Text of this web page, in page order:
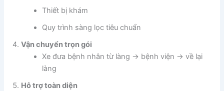
Thiết bị khám
Quy trình sàng lọc tiêu chuẩn
Vận chuyển trọn gói
Xe đưa bệnh nhân từ làng → bệnh viện → về lại
làng
Hỗ trợ toàn diện